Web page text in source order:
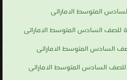
المتوسط الاماراتى
للصف السادس المتوسط الاماراتى
السادس المتوسط الاماراتى
للصف السادس المتوسط الاماراتى